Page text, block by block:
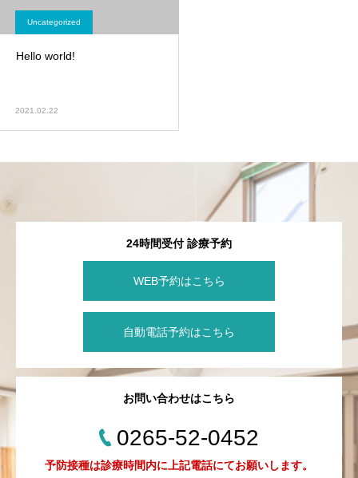
Uncategorized
Hello world!
2021.02.22
24時間受付 診療予約
WEB予約はこちら
自動電話予約はこちら
お問い合わせはこちら
0265-52-0452
予防接種は診療時間内に上記電話にてお願いします。